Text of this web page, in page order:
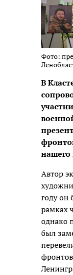
Фото:
В
нашего
Автор
году он
рамках
однако
был